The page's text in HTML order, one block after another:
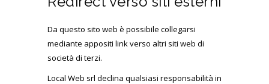
Da questo sito web è possibile collegarsi
mediante appositi link verso altri siti web di
società di terzi.
Local Web srl declina qualsiasi responsabilità in